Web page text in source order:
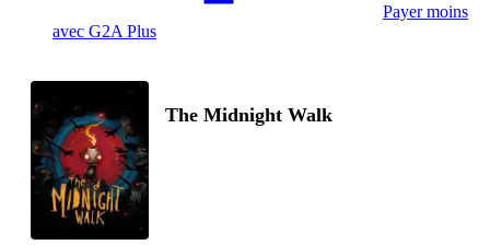
Payer moins
avec G2A Plus
The Midnight Walk